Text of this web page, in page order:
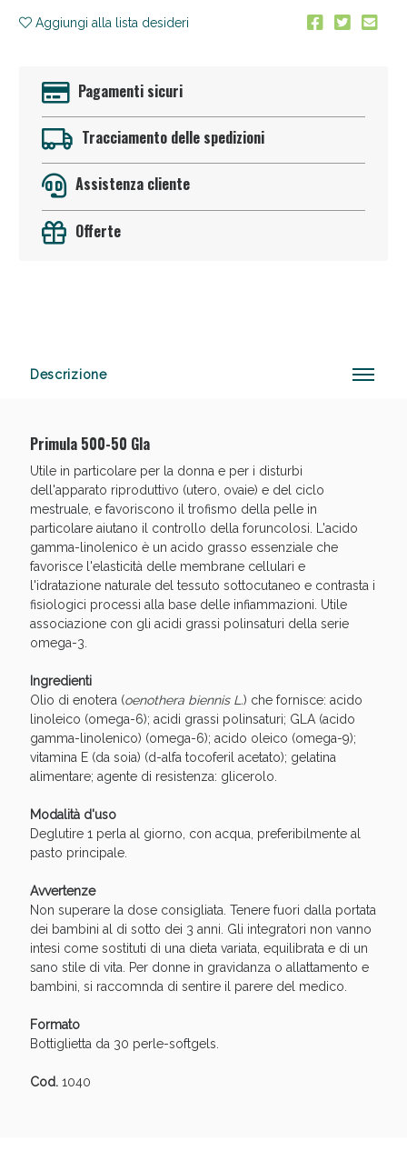
Aggiungi alla lista desideri
Pagamenti sicuri
Tracciamento delle spedizioni
Assistenza cliente
Offerte
Descrizione
Primula 500-50 Gla
Utile in particolare per la donna e per i disturbi
dell'apparato riproduttivo (utero, ovaie) e del ciclo
mestruale, e favoriscono il trofismo della pelle in
particolare aiutano il controllo della foruncolosi. L'acido
gamma-linolenico è un acido grasso essenziale che
favorisce l'elasticità delle membrane cellulari e
l'idratazione naturale del tessuto sottocutaneo e contrasta i
fisiologici processi alla base delle infiammazioni. Utile
associazione con gli acidi grassi polinsaturi della serie
omega-3.
Ingredienti
Olio di enotera (oenothera biennis L.) che fornisce: acido
linoleico (omega-6); acidi grassi polinsaturi; GLA (acido
gamma-linolenico) (omega-6); acido oleico (omega-9);
vitamina E (da soia) (d-alfa tocoferil acetato); gelatina
alimentare; agente di resistenza: glicerolo.
Modalità d'uso
Deglutire 1 perla al giorno, con acqua, preferibilmente al
pasto principale.
Avvertenze
Non superare la dose consigliata. Tenere fuori dalla portata
dei bambini al di sotto dei 3 anni. Gli integratori non vanno
intesi come sostituti di una dieta variata, equilibrata e di un
sano stile di vita. Per donne in gravidanza o allattamento e
bambini, si raccomnda di sentire il parere del medico.
Formato
Bottiglietta da 30 perle-softgels.
Cod.1040
Anticellulite e Fanghi: Sconto fino al 40% valido
oggi!
Sconto fino al 55% disponibile oggi!
Vie Urinarie e Prostata: Sconti fino al 45% oggi!